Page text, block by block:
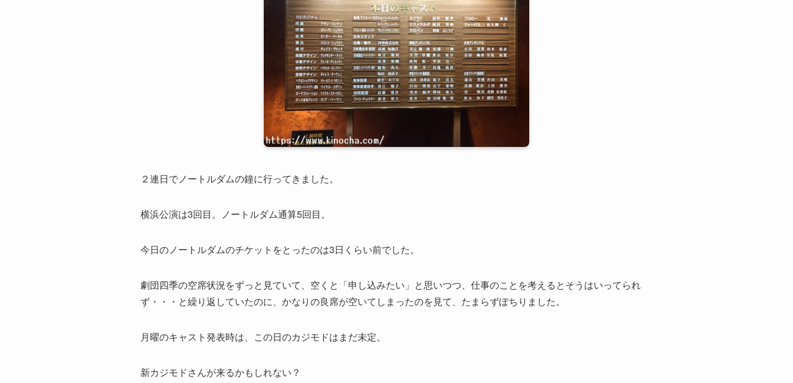
２連日でノートルダムの鐘に行ってきました。
横浜公演は3回目。ノートルダム通算5回目。
今日のノートルダムのチケットをとったのは3日くらい前でした。
劇団四季の空席状況をずっと見ていて、空くと「申し込みたい」と思いつつ、仕事のことを考えるとそうはいってられ
ず・・・と繰り返していたのに、かなりの良席が空いてしまったのを見て、たまらずぽちりました。
月曜のキャスト発表時は、この日のカジモドはまだ未定。
新カジモドさんが来るかもしれない？